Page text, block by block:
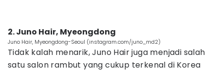
2. Juno Hair, Myeongdong
Juno Hair, Myeongdong-Seoul (instagram.com/juno_md2)
Tidak kalah menarik, Juno Hair juga menjadi salah
satu salon rambut yang cukup terkenal di Korea